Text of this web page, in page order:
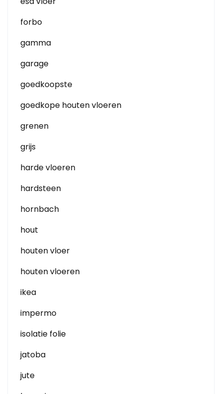
forbo
gamma
garage
goedkoopste
goedkope houten vloeren
grenen
grijs
harde vloeren
hardsteen
hornbach
hout
houten vloer
houten vloeren
ikea
impermo
isolatie folie
jatoba
jute